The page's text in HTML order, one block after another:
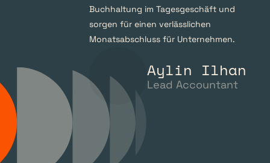
Buchhaltung im Tagesgeschäft und
sorgen für einen verlässlichen
Monatsabschluss für Unternehmen.
Aylin Ilhan
Lead Accountant